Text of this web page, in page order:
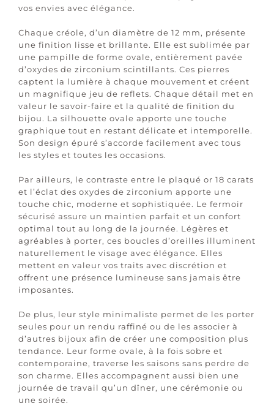
vos envies avec élégance.
Chaque créole, d’un diamètre de 12 mm, présente
une finition lisse et brillante. Elle est sublimée par
une pampille de forme ovale, entièrement pavée
d’oxydes de zirconium scintillants. Ces pierres
captent la lumière à chaque mouvement et créent
un magnifique jeu de reflets. Chaque détail met en
valeur le savoir-faire et la qualité de finition du
bijou. La silhouette ovale apporte une touche
graphique tout en restant délicate et intemporelle.
Son design épuré s’accorde facilement avec tous
les styles et toutes les occasions.
Par ailleurs, le contraste entre le plaqué or 18 carats
et l’éclat des oxydes de zirconium apporte une
touche chic, moderne et sophistiquée. Le fermoir
sécurisé assure un maintien parfait et un confort
optimal tout au long de la journée. Légères et
agréables à porter, ces boucles d’oreilles illuminent
naturellement le visage avec élégance. Elles
mettent en valeur vos traits avec discrétion et
offrent une présence lumineuse sans jamais être
imposantes.
De plus, leur style minimaliste permet de les porter
seules pour un rendu raffiné ou de les associer à
d’autres bijoux afin de créer une composition plus
tendance. Leur forme ovale, à la fois sobre et
contemporaine, traverse les saisons sans perdre de
son charme. Elles accompagnent aussi bien une
journée de travail qu’un dîner, une cérémonie ou
une soirée.